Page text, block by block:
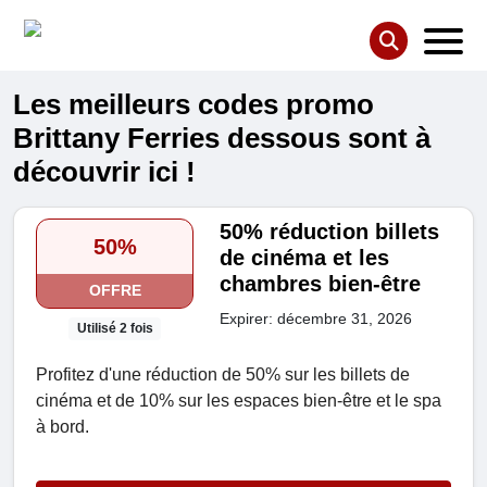
Les meilleurs codes promo
Brittany Ferries dessous sont à
découvrir ici !
50%
OFFRE
Utilisé 2 fois
50% réduction billets
de cinéma et les
chambres bien-être
Expirer: décembre 31, 2026
Profitez d'une réduction de 50% sur les billets de
cinéma et de 10% sur les espaces bien-être et le spa
à bord.